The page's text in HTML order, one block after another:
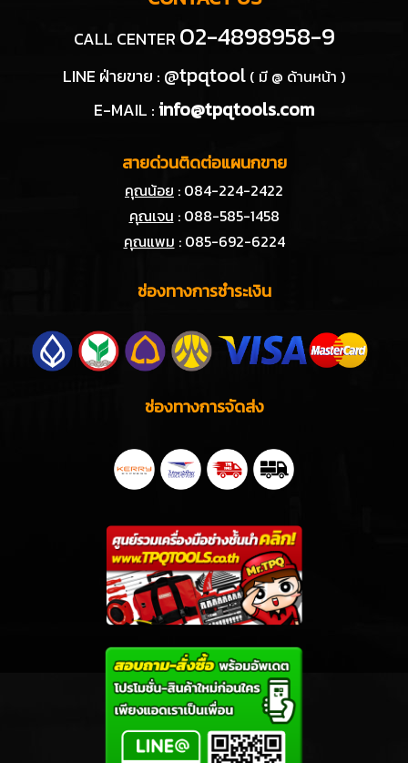
CALL CENTER 02-4898958-9
LINE ฝ่ายขาย : @tpqtool ( มี @ ด้านหน้า )
E-MAIL :info@tpqtools.com
สายด่วนติดต่อแผนกขาย
คุณน้อย : 084-224-2422
คุณเจน : 088-585-1458
คุณแพม : 085-692-6224
ช่องทางการชำระเงิน
ช่องทางการจัดส่ง